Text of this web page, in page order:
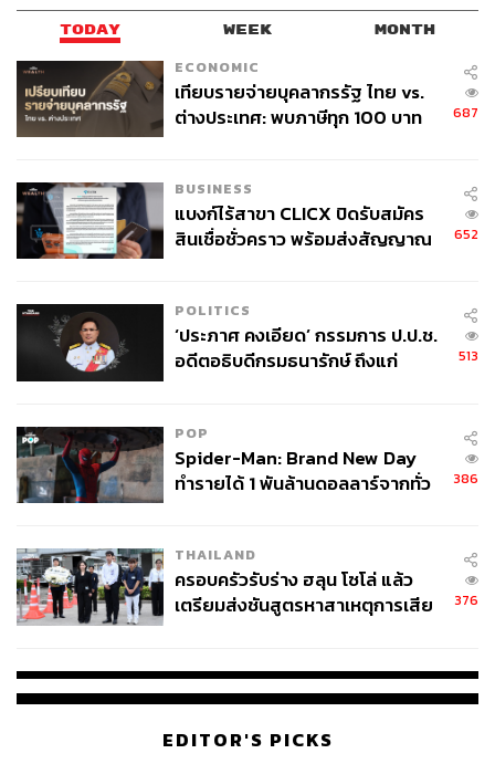
TODAY WEEK MONTH
ECONOMIC
เทียบรายจ่ายบุคลากรรัฐ ไทย vs.
ต่างประเทศ: พบภาษีทุก 100 บาท
687
BUSINESS
แบงก์ไร้สาขา CLICX ปิดรับสมัคร
สินเชื่อชั่วคราว พร้อมส่งสัญญาณ
652
POLITICS
‘ประภาศ คงเอียด’ กรรมการ ป.ป.ช.
อดีตอธิบดีกรมธนารักษ์ ถึงแก่
513
POP
Spider-Man: Brand New Day
ทำรายได้ 1 พันล้านดอลลาร์จากทั่ว
386
THAILAND
ครอบครัวรับร่าง ฮลุน โซโล่ แล้ว
เตรียมส่งชันสูตรหาสาเหตุการเสีย
376
EDITOR'S PICKS